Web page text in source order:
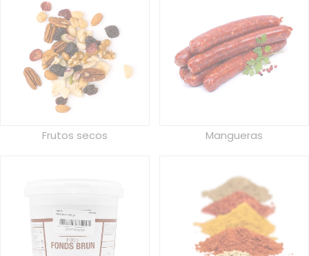
Frutos secos Mangueras